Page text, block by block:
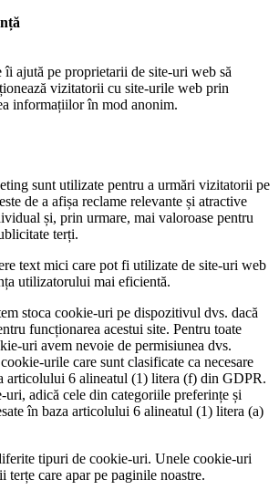
ajută pe proprietarii de site-uri web să
vizitatorii cu site-urile web prin
informațiilor în mod anonim.
sunt utilizate pentru a urmări vizitatorii pe
de a afișa reclame relevante și atractive
și, prin urmare, mai valoroase pentru
terți.
text mici care pot fi utilizate de site-uri web
utilizatorului mai eficientă.
stoca cookie-uri pe dispozitivul dvs. dacă
funcționarea acestui site. Pentru toate
uri avem nevoie de permisiunea dvs.
urile care sunt clasificate ca necesare
articolului 6 alineatul (1) litera (f) din GDPR.
uri, adică cele din categoriile preferințe și
în baza articolului 6 alineatul (1) litera (a)
tipuri de cookie-uri. Unele cookie-uri
terțe care apar pe paginile noastre.